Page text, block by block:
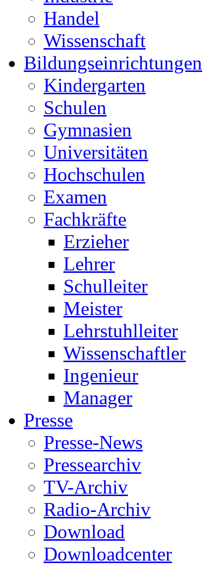
Handel
Wissenschaft
Bildungseinrichtungen
Kindergarten
Schulen
Gymnasien
Universitäten
Hochschulen
Examen
Fachkräfte
Erzieher
Lehrer
Schulleiter
Meister
Lehrstuhlleiter
Wissenschaftler
Ingenieur
Manager
Presse
Presse-News
Pressearchiv
TV-Archiv
Radio-Archiv
Download
Downloadcenter